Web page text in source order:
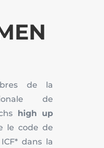
de la
de
high up
le code de
dans la